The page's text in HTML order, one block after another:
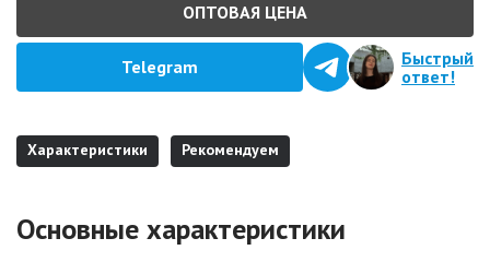
ОПТОВАЯ ЦЕНА
Telegram
Быстрый
ответ!
Характеристики Рекомендуем
Основные характеристики